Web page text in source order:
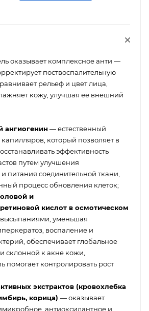
оказывает комплексное анти —
поствоспалительную
рельеф и цвет лица,
кожу, улучшая ее внешний
ангиогенин — естественный
капилляров, который позволяет в
эффективность
путем улучшения
питания соединительной ткани,
процесс обновления клеток;
и
кислот в осмотическом
уменьшая
воспаление и
обеспечивает глобальное
склонной к акне кожи,
помогает контролировать рост
экстрактов (кровохлебка
корица) — оказывает
антиоксидантное и